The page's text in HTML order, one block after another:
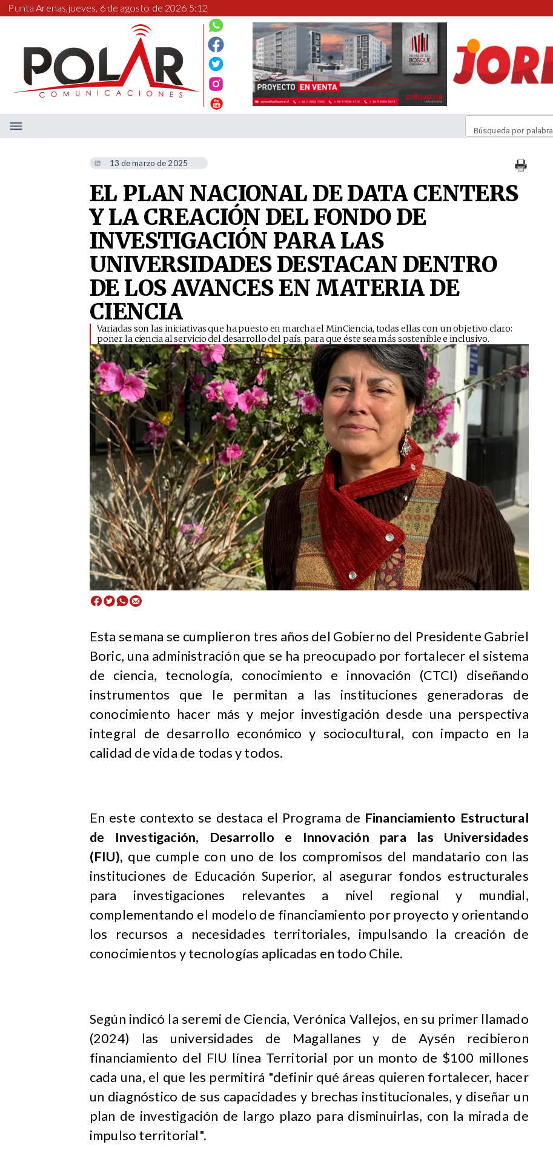
Punta Arenas,jueves, 6 de agosto de 2026 5:12
Búsqueda por palabra
13 de marzo de 2025
EL PLAN NACIONAL DE DATA CENTERS
Y LA CREACIÓN DEL FONDO DE
INVESTIGACIÓN PARA LAS
UNIVERSIDADES DESTACAN DENTRO
DE LOS AVANCES EN MATERIA DE
CIENCIA
​Variadas son las iniciativas que ha puesto en marcha el MinCiencia, todas ellas con un objetivo claro:
poner la ciencia al servicio del desarrollo del país, para que éste sea más sostenible e inclusivo.
Esta semana se cumplieron tres años del Gobierno del Presidente Gabriel
Boric, una administración que se ha preocupado por fortalecer el sistema
de ciencia, tecnología, conocimiento e innovación (CTCI) diseñando
instrumentos que le permitan a las instituciones generadoras de
conocimiento hacer más y mejor investigación desde una perspectiva
integral de desarrollo económico y sociocultural, con impacto en la
calidad de vida de todas y todos.
En este contexto se destaca el Programa de Financiamiento Estructural
de Investigación, Desarrollo e Innovación para las Universidades
(FIU), que cumple con uno de los compromisos del mandatario con las
instituciones de Educación Superior, al asegurar fondos estructurales
para investigaciones relevantes a nivel regional y mundial,
complementando el modelo de financiamiento por proyecto y orientando
los recursos a necesidades territoriales, impulsando la creación de
conocimientos y tecnologías aplicadas en todo Chile.
Según indicó la seremi de Ciencia, Verónica Vallejos, en su primer llamado
(2024) las universidades de Magallanes y de Aysén recibieron
financiamiento del FIU línea Territorial por un monto de $100 millones
cada una, el que les permitirá "definir qué áreas quieren fortalecer, hacer
un diagnóstico de sus capacidades y brechas institucionales, y diseñar un
plan de investigación de largo plazo para disminuirlas, con la mirada de
impulso territorial".